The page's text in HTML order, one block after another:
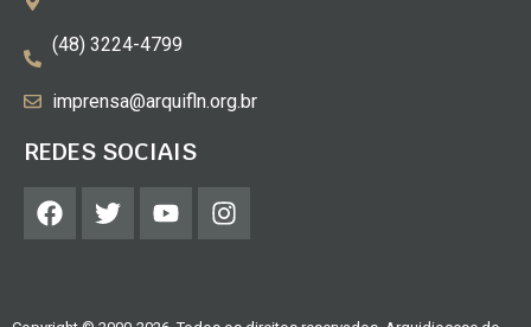
(48) 3224-4799
imprensa@arquifln.org.br
REDES SOCIAIS